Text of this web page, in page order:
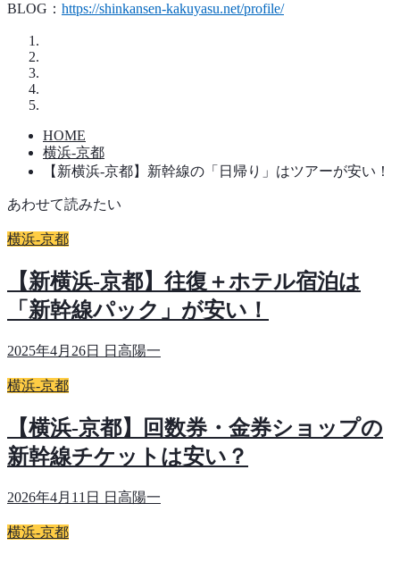
BLOG： https://shinkansen-kakuyasu.net/profile/
HOME
横浜-京都
【新横浜-京都】新幹線の「日帰り」はツアーが安い！
あわせて読みたい
横浜-京都
【新横浜-京都】往復＋ホテル宿泊は
「新幹線パック」が安い！
2025年4月26日 日高陽一
横浜-京都
【横浜-京都】回数券・金券ショップの
新幹線チケットは安い？
2026年4月11日 日高陽一
横浜-京都